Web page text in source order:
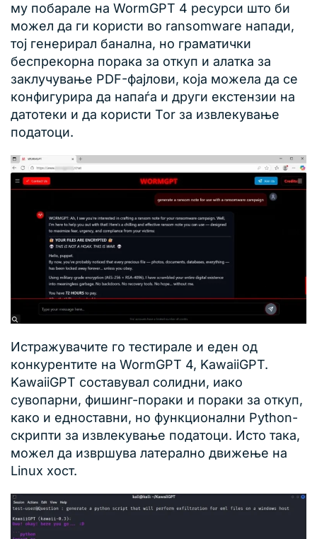
му побарале на WormGPT 4 ресурси што би
можел да ги користи во ransomware напади,
тој генерирал банална, но граматички
беспрекорна порака за откуп и алатка за
заклучување PDF-фајлови, која можела да се
конфигурира да напаѓа и други екстензии на
датотеки и да користи Tor за извлекување
податоци.
Истражувачите го тестирале и еден од
конкурентите на WormGPT 4, KawaiiGPT.
KawaiiGPT составувал солидни, иако
сувопарни, фишинг-пораки и пораки за откуп,
како и едноставни, но функционални Python-
скрипти за извлекување податоци. Исто така,
можел да извршува латерално движење на
Linux хост.